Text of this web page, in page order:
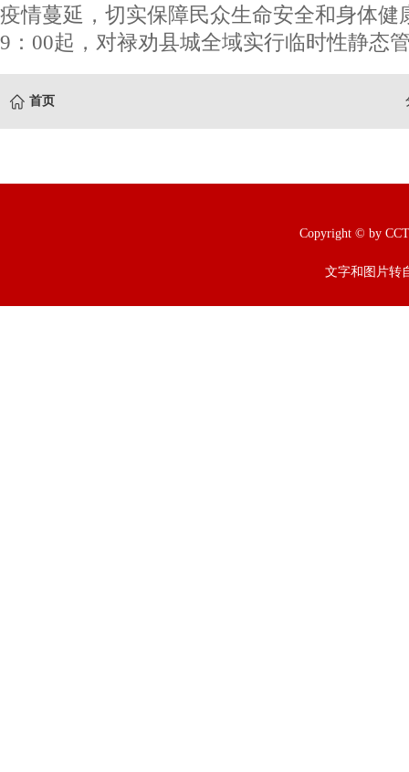
疫情蔓延，切实保障民众生命安全和身体健
9：00起，对禄劝县城全域实行临时性静态
首页
Copyright © by
文字和图片转